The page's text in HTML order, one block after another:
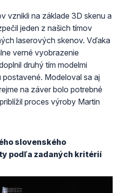
vznikli na základe 3D skenu a
jeden z našich tímov
laserových skenov. Vďaka
verné vyobrazenie
druhý tím modelmi
Modeloval sa aj
na záver bolo potrebné
proces výroby Martin
slovenského
podľa zadaných kritérií